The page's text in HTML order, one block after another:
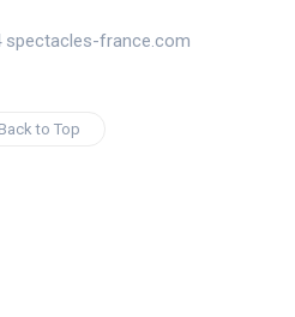
spectacles-france.com
Back to Top